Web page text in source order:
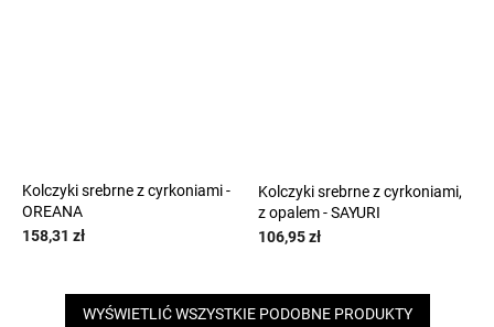
Kolczyki srebrne z cyrkoniami -
OREANA
158,31 zł
Kolczyki srebrne z cyrkoniami,
z opalem - SAYURI
106,95 zł
WYŚWIETLIĆ WSZYSTKIE PODOBNE PRODUKTY